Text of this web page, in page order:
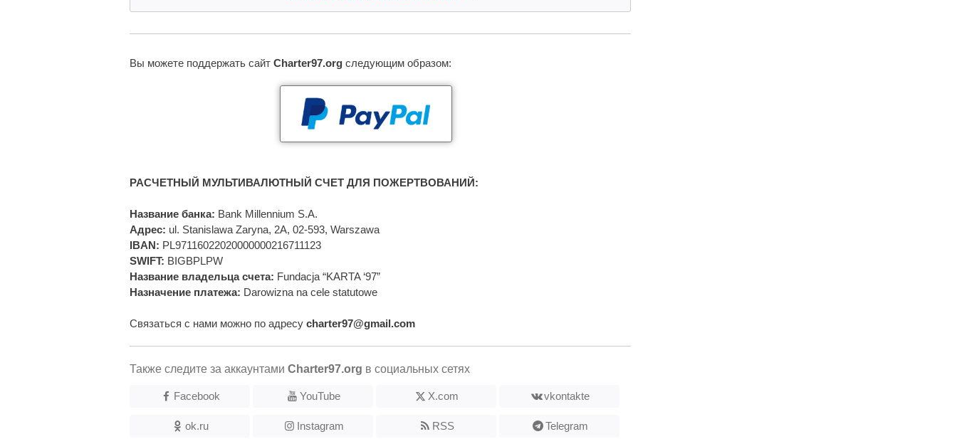
Вы можете поддержать сайт Charter97.org следующим образом:
РАСЧЕТНЫЙ МУЛЬТИВАЛЮТНЫЙ СЧЕТ ДЛЯ ПОЖЕРТВОВАНИЙ:
Название банка: Bank Millennium S.A.
Адрес: ul. Stanislawa Zaryna, 2A, 02-593, Warszawa
IBAN: PL97116022020000000216711123
SWIFT: BIGBPLPW
Название владельца счета: Fundacja “KARTA ‘97”
Назначение платежа: Darowizna na cele statutowe
Связаться с нами можно по адресу charter97@gmail.com
Также следите за аккаунтами Charter97.org в социальных сетях
Facebook YouTube X.com vkontakte
ok.ru Instagram RSS Telegram